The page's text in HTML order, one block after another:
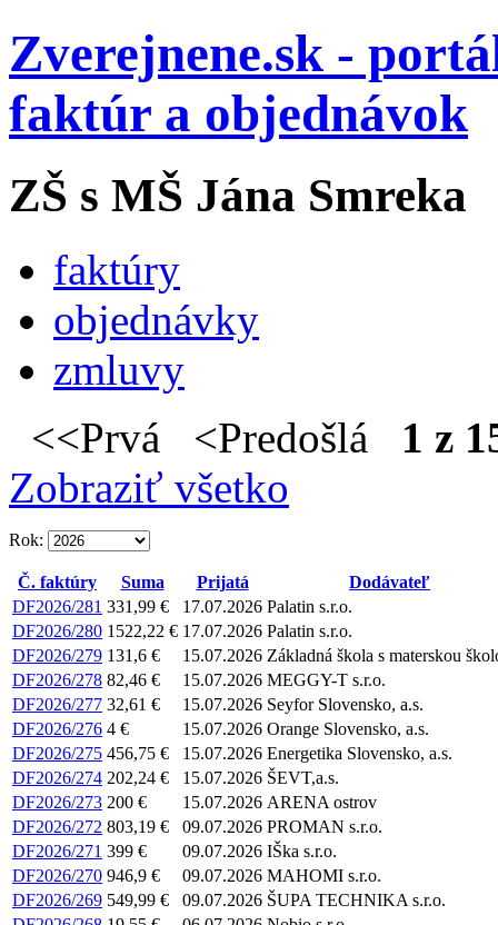
Zverejnene.sk -
faktúr a objednávok
ZŠ s MŠ Jána Smreka
faktúry
objednávky
zmluvy
<<Prvá <Predošlá 1 z
Zobraziť všetko
Rok:
Č. faktúry Suma Prijatá
Dodávateľ
DF2026/281 331,99 € 17.07.2026 Palatin s.r.o.
DF2026/280 1522,22 € 17.07.2026 Palatin s.r.o.
DF2026/279 131,6 € 15.07.2026 Základná škola s materskou
DF2026/278 82,46 € 15.07.2026 MEGGY-T s.r.o.
DF2026/277 32,61 € 15.07.2026 Seyfor Slovensko, a.s.
DF2026/276 4 € 15.07.2026 Orange Slovensko, a.s.
DF2026/275 456,75 € 15.07.2026 Energetika Slovensko, a.s.
DF2026/274 202,24 € 15.07.2026 ŠEVT,a.s.
DF2026/273 200 € 15.07.2026 ARENA ostrov
DF2026/272 803,19 € 09.07.2026 PROMAN s.r.o.
DF2026/271 399 € 09.07.2026 IŠka s.r.o.
DF2026/270 946,9 € 09.07.2026 MAHOMI s.r.o.
DF2026/269 549,99 € 09.07.2026 ŠUPA TECHNIKA s.r.o.